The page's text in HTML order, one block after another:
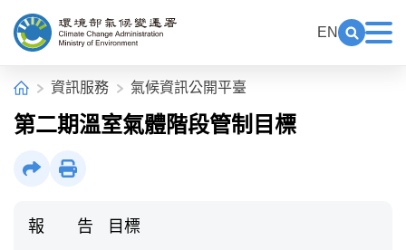
EN
首頁資訊服務 氣候資訊公開平臺
第二期溫室氣體階段管制目標
報 告 目標